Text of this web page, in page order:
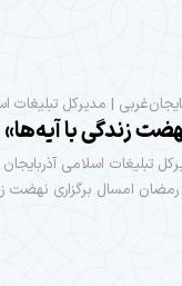
| مدیرکل تبلیغات
زندگی با
تبلیغات اسلامی
رمضان امسال برگزاری نهضت